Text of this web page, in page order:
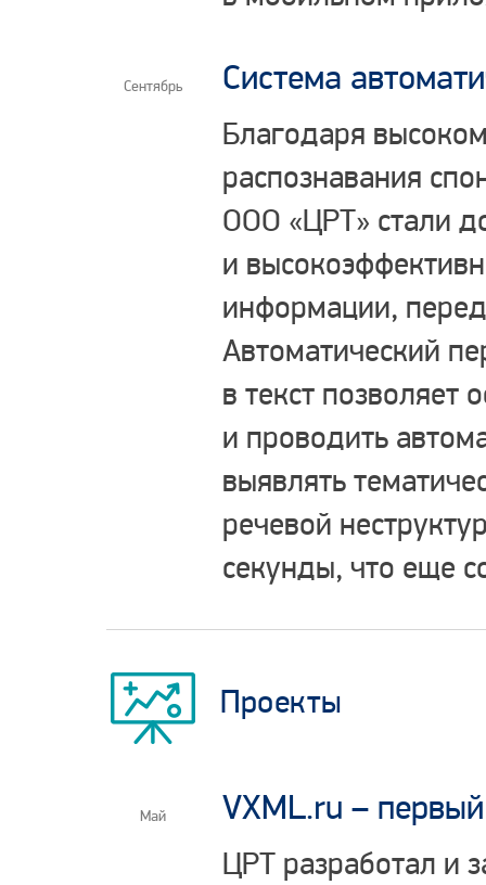
Сентябрь Система
Благодаря
распознавания
ООО «ЦРТ» стали
и
информации,
Автоматический
в текст позволяет
и проводить
выявлять
речевой
секунды, что еще
Проекты
Май VXML.ru –
ЦРТ разработал и